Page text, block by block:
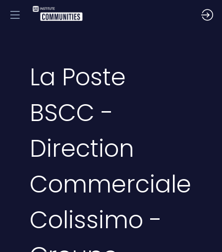
La Poste
BSCC -
Direction
Commerciale
Colissimo -